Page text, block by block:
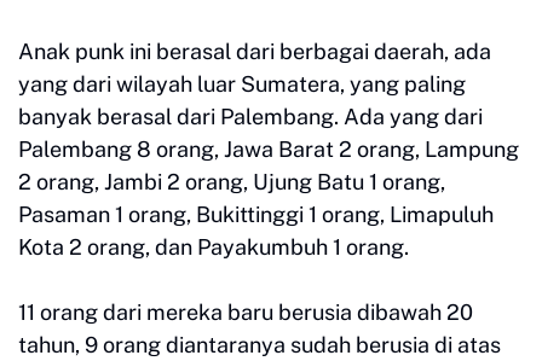
Anak punk ini berasal dari berbagai daerah, ada
yang dari wilayah luar Sumatera, yang paling
banyak berasal dari Palembang. Ada yang dari
Palembang 8 orang, Jawa Barat 2 orang, Lampung
2 orang, Jambi 2 orang, Ujung Batu 1 orang,
Pasaman 1 orang, Bukittinggi 1 orang, Limapuluh
Kota 2 orang, dan Payakumbuh 1 orang.
11 orang dari mereka baru berusia dibawah 20
tahun, 9 orang diantaranya sudah berusia di atas